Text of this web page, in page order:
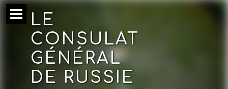
LE
CONSULAT
GÉNÉRAL
DE RUSSIE